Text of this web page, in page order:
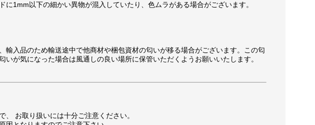
1mm以下の細かい異物が混入していたり、色ムラがある場合がございます。
輸入品のため輸送途中で他商材や梱包資材の匂いが移る場合がございます。この匂
が気になった場合は風通しの良い場所に保管いただくようお願いいたします。
お取り扱いには十分ご注意ください。